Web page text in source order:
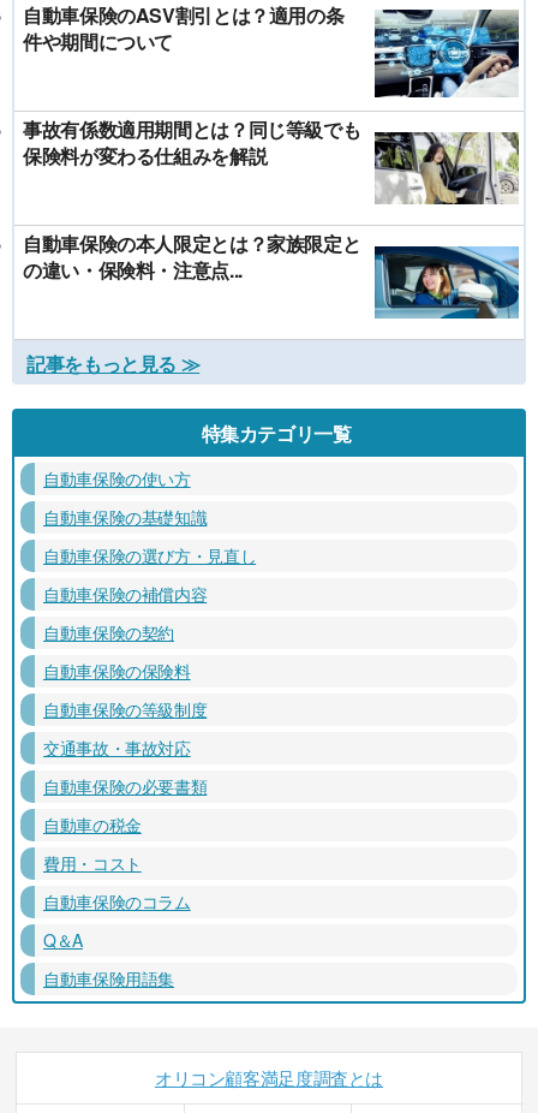
自動車保険のASV割引とは？適用の条
件や期間について
事故有係数適用期間とは？同じ等級でも
保険料が変わる仕組みを解説
自動車保険の本人限定とは？家族限定と
の違い・保険料・注意点...
記事をもっと見る ≫
特集カテゴリ一覧
自動車保険の使い方
自動車保険の基礎知識
自動車保険の選び方・見直し
自動車保険の補償内容
自動車保険の契約
自動車保険の保険料
自動車保険の等級制度
交通事故・事故対応
自動車保険の必要書類
自動車の税金
費用・コスト
自動車保険のコラム
Q＆A
自動車保険用語集
オリコン顧客満足度調査とは